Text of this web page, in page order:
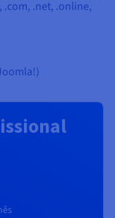
.net, .online,